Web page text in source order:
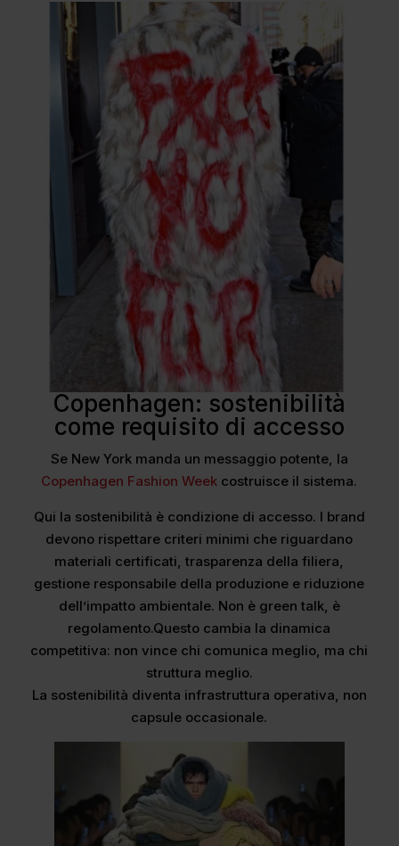
Copenhagen: sostenibilità
come requisito di accesso
Se New York manda un messaggio potente, la
Copenhagen Fashion Week costruisce il sistema.
Qui la sostenibilità è condizione di accesso. I brand
devono rispettare criteri minimi che riguardano
materiali certificati, trasparenza della filiera,
gestione responsabile della produzione e riduzione
dell’impatto ambientale. Non è green talk, è
regolamento.Questo cambia la dinamica
competitiva: non vince chi comunica meglio, ma chi
struttura meglio.
La sostenibilità diventa infrastruttura operativa, non
capsule occasionale.